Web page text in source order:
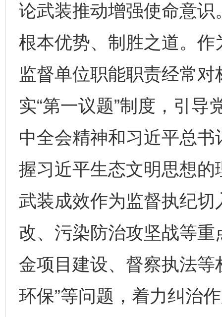
论武装推动增强使命意
根本优势、制胜之道。
监督单位职能职责经常
实“第一议题”制度，引
中全会精神和习近平总
握习近平生态文明思想
武装成效作为监督执纪
改、污染防治攻坚战等
金项目建设、督察执法等
环保”等问题，着力纠治